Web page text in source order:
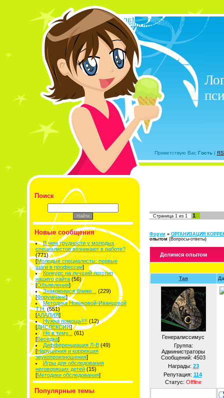
Приветствую Вас Гость|
Поиск
Новые сообщения
В чем трудности у молодых
специалистов возникают в работе?
(771)
[Молодые специалисты: первые
шаги в профессии]
Конкурс на лучший логотип
нашего сайта (56)
[Объявления]
Знакомимся ближе...
(229)
[Форумчане]
Методика Новиковой-Иванцовой
Т.Н. (551)
[АЛАЛИЯ]
Нужна помощь!!!! (12)
[ДИСЛЕКСИЯ]
Не в тему...
(61)
[Беседка]
Дифференциация Л-В (49)
[Нарушения и коррекция
звукопроизношения]
Игры для обследования
неговорящих детей (15)
[Методики обследования]
Популярные темы
Страница 1из 1 1
Форум » ОРГАНИЗАЦИЯ
опытом (Вопросы-ответы)
Делимся опытом
Тая
Генералиссимус
Группа:
Администраторы
Сообщений: 4503
Награды: 23
Репутация: 114
Статус: Offline